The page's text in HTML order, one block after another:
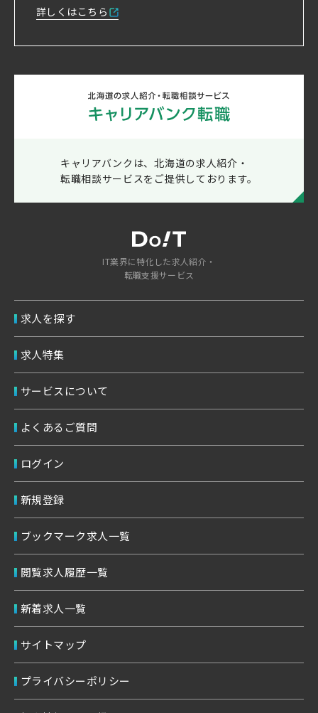
詳しくはこちら
キャリアバンクは、北海道の求人紹介・
転職相談サービスをご提供しております。
IT業界に特化した求人紹介・
転職支援サービス
求人を探す
求人特集
サービスについて
よくあるご質問
ログイン
新規登録
ブックマーク求人一覧
閲覧求人履歴一覧
新着求人一覧
サイトマップ
プライバシーポリシー